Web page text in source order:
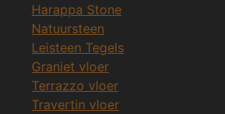
Harappa Stone
Natuursteen
Leisteen Tegels
Graniet vloer
Terrazzo vloer
Travertin vloer